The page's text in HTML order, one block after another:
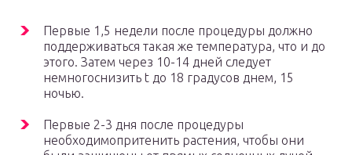
Первые 1,5 недели после процедуры должно
поддерживаться такая же температура, что и до
этого. Затем через 10-14 дней следует
немногоснизить t до 18 градусов днем, 15
ночью.
Первые 2-3 дня после процедуры
необходимопритенить растения, чтобы они